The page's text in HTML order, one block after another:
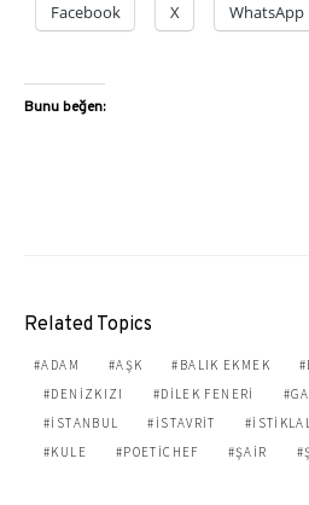
Facebook X WhatsApp
Bunu beğen:
Related Topics
ADAM AŞK BALIK EKMEK
DENIZKIZI
DILEK FENERI
ISTANBUL
ISTAVRIT
KULE
POETICHEF ŞAIR